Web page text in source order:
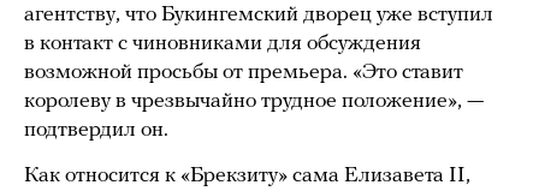
агентству, что Букингемский дворец уже вступил
в контакт с чиновниками для обсуждения
возможной просьбы от премьера. «Это ставит
королеву в чрезвычайно трудное положение», —
подтвердил он.
Как относится к «Брекзиту» сама Елизавета II,